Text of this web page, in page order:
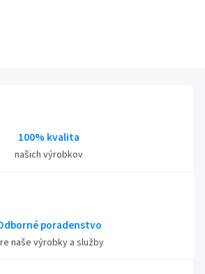
100% kvalita
našich výrobkov
poradenstvo
naše výrobky a služby